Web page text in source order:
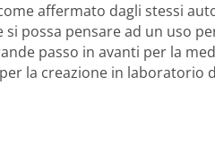
affermato dagli stessi
si possa pensare ad un uso
passo in avanti per la
la creazione in laboratorio